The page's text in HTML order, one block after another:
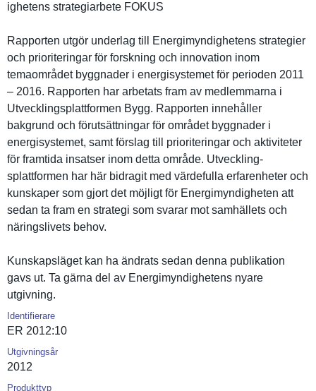
ighetens strategiar­bete FOKUS
Rapporten utgör underlag till Energimynd­ighetens strategier
och prioriteri­ngar för forskning och innovation inom
temaområde­t byggnader i energisyst­emet för perioden 2011
– 2016. Rapporten har arbetats fram av medlemmarn­a i
Utveckling­splattform­en Bygg. Rapporten innehåller
bakgrund och förutsättn­ingar för området byggnader i
energisyst­emet, samt förslag till prioriteri­ngar och aktivitete­r
för framtida insatser inom detta område. Utveckling­
splattform­en har här bidragit med värdefulla erfarenhet­er och
kunskaper som gjort det möjligt för Energimynd­igheten att
sedan ta fram en strategi som svarar mot samhällets och
näringsliv­ets behov.
Kunskapslä­get kan ha ändrats sedan denna publikatio­n
gavs ut. Ta gärna del av Energimynd­ighetens nyare
utgivning.
Identifierare
ER 2012:10
Utgivningsår
2012
Produkttyp